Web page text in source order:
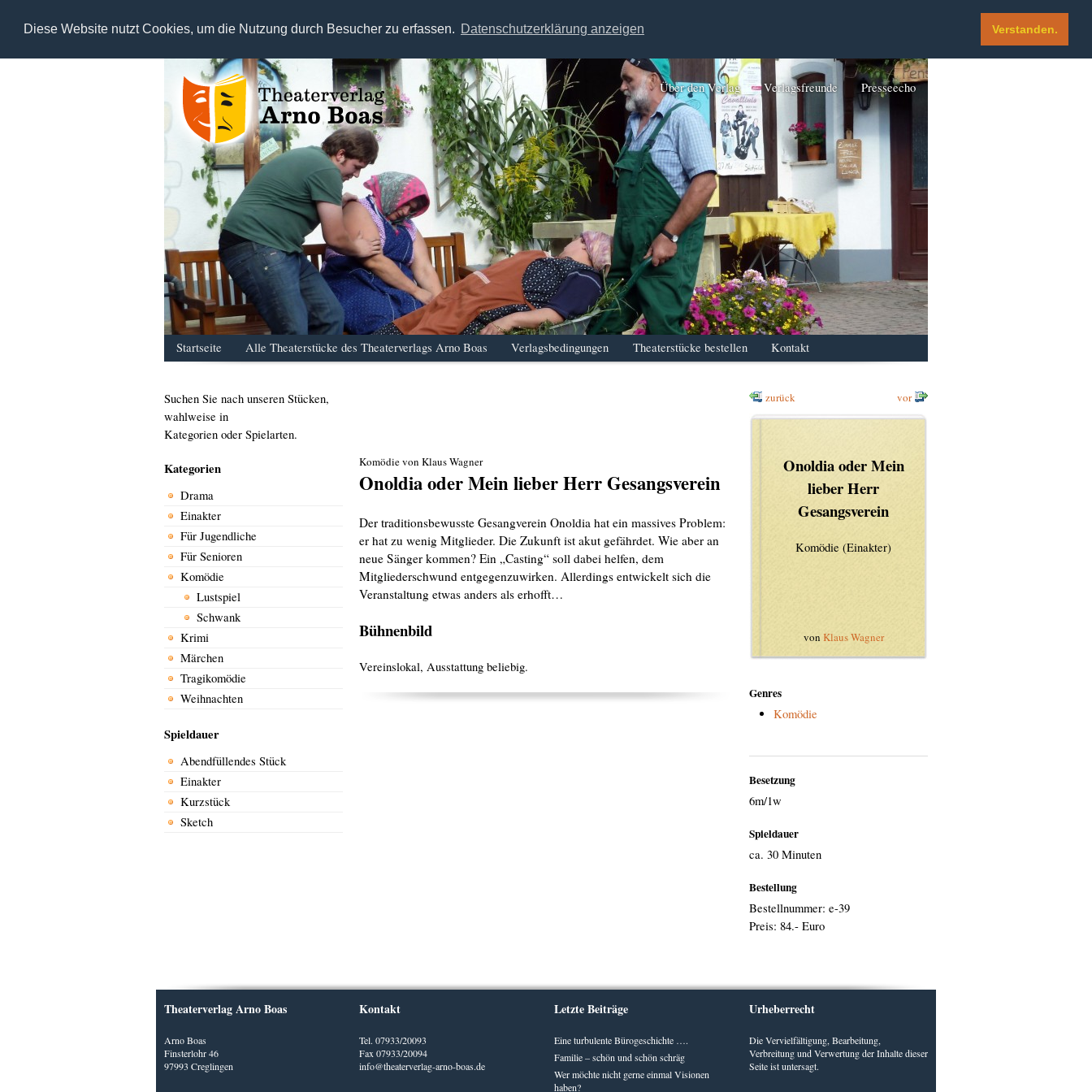
Diese Website nutzt Cookies, um die Nutzung durch Besucher zu erfassen. Datenschutzerklärung anzeigen Verstanden.
Über den Verlag Verlagsfreunde Presseecho
Startseite Alle Theaterstücke des Theaterverlags Arno Boas Verlagsbedingungen Theaterstücke bestellen Kontakt
Suchen Sie nach unseren Stücken,
wahlweise in
Kategorien oder Spielarten.
Kategorien
Drama
Einakter
Für Jugendliche
Für Senioren
Komödie
Lustspiel
Schwank
Krimi
Märchen
Tragikomödie
Weihnachten
Spieldauer
Abendfüllendes Stück
Einakter
Kurzstück
Sketch
zurück vor
Komödie von Klaus Wagner
Onoldia oder Mein lieber Herr Gesangsverein
Der traditionsbewusste Gesangverein Onoldia hat ein massives Problem:
er hat zu wenig Mitglieder. Die Zukunft ist akut gefährdet. Wie aber an
neue Sänger kommen? Ein „Casting“ soll dabei helfen, dem
Mitgliederschwund entgegenzuwirken. Allerdings entwickelt sich die
Veranstaltung etwas anders als erhofft…
Bühnenbild
Vereinslokal, Ausstattung beliebig.
Onoldia oder Mein
lieber Herr
Gesangsverein
Komödie (Einakter)
von Klaus Wagner
Genres
Komödie
Besetzung
6m/1w
Spieldauer
ca. 30 Minuten
Bestellung
Bestellnummer: e-39
Preis: 84.- Euro
Theaterverlag Arno Boas
Arno Boas
Finsterlohr 46
97993 Creglingen
Kontakt
Tel. 07933/20093
Fax 07933/20094
info@theaterverlag-arno-boas.de
Letzte Beiträge
Eine turbulente Bürogeschichte ….
Familie – schön und schön schräg
Wer möchte nicht gerne einmal Visionen
haben?
Urheberrecht
Die Vervielfältigung, Bearbeitung,
Verbreitung und Verwertung der Inhalte dieser
Seite ist untersagt.